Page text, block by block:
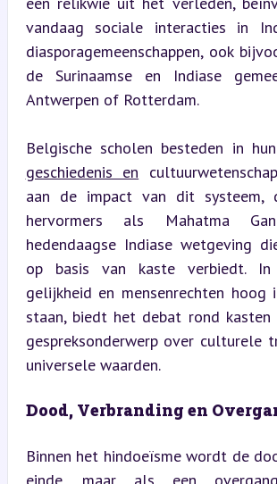
vandaag sociale interacties in
diasporagemeenschappen, ook
de Surinaamse en Indiase
Antwerpen of Rotterdam.
geschiedenis en
aan de impact van dit systeem,
hervormers als Mahatma
hedendaagse Indiase wetgeving
op basis van kaste verbiedt. In
gelijkheid en mensenrechten hoog
staan, biedt het debat rond kasten
gespreksonderwerp over culturele
universele waarden.
Dood, Verbranding en
Binnen het hindoeïsme wordt de